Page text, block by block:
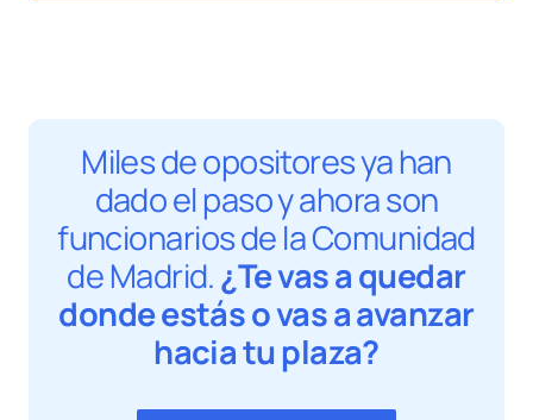
Miles de opositores ya han
dado el paso y ahora son
funcionarios de la Comunidad
de Madrid.¿Te vas a quedar
donde estás o vas a avanzar
hacia tu plaza?